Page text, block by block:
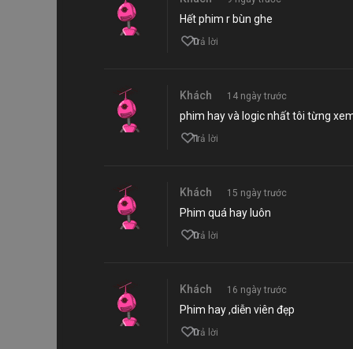
Hết phim r bùn ghe
0
Trả lời
Khách 14 ngày trước
phim hay và logic nhất tôi từng
1
Trả lời
Khách 15 ngày trước
Phim quá hay luôn
0
Trả lời
Khách 16 ngày trước
Phim hay ,diễn viên đẹp
0
Trả lời